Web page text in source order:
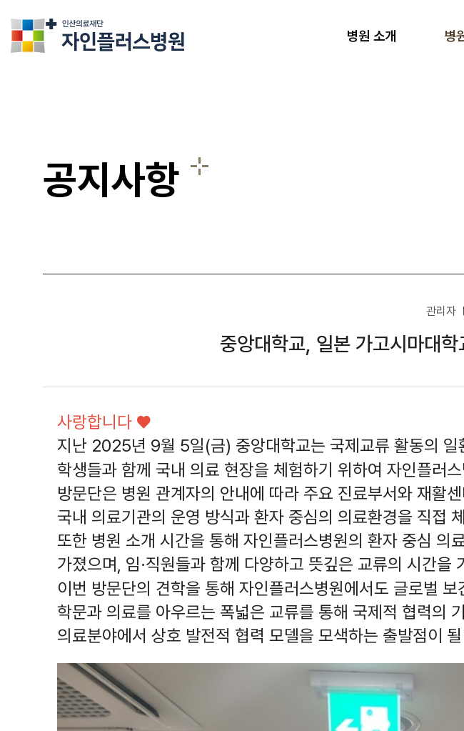
병원 소개 병
공지사항
관리자
중앙대학교, 일본 가고시마대
사랑합니다 ♥
지난 2025년 9월 5일(금) 중앙대학교는 국제교류 활동의 일
학생들과 함께 국내 의료 현장을 체험하기 위하여 자인플러
방문단은 병원 관계자의 안내에 따라 주요 진료부서와 재활
국내 의료기관의 운영 방식과 환자 중심의 의료환경을 직접
또한 병원 소개 시간을 통해 자인플러스병원의 환자 중심 의
가졌으며, 임·직원들과 함께 다양하고 뜻깊은 교류의 시간을
이번 방문단의 견학을 통해 자인플러스병원에서도 글로벌
학문과 의료를 아우르는 폭넓은 교류를 통해 국제적 협력의
의료분야에서 상호 발전적 협력 모델을 모색하는 출발점이